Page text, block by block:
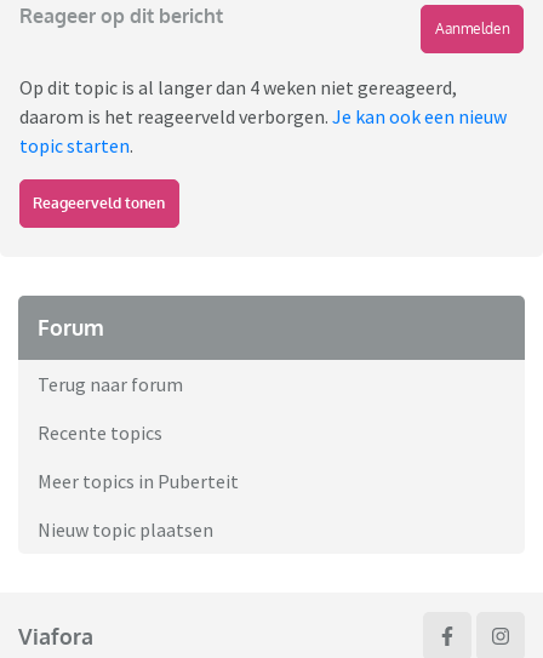
Reageer op dit bericht
Aanmelden
Op dit topic is al langer dan 4 weken niet gereageerd,
daarom is het reageerveld verborgen. Je kan ook een nieuw
topic starten.
Reageerveld tonen
Forum
Terug naar forum
Recente topics
Meer topics in Puberteit
Nieuw topic plaatsen
Viafora